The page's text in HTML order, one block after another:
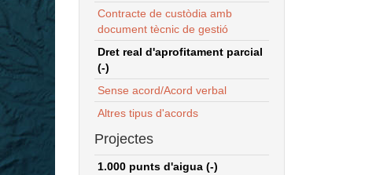
Contracte de custòdia amb
document tècnic de gestió
Dret real d'aprofitament parcial
(-)
Sense acord/Acord verbal
Altres tipus d'acords
Projectes
1.000 punts d'aigua (-)